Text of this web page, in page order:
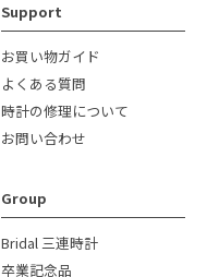
Support
お買い物ガイド
よくある質問
時計の修理について
お問い合わせ
Group
Bridal 三連時計
卒業記念品